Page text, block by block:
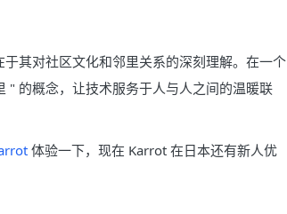
其对社区文化和邻里关系的深刻理解。在一个
的概念，让技术服务于人与人之间的温暖联
体验一下，现在 Karrot 在日本还有新人优